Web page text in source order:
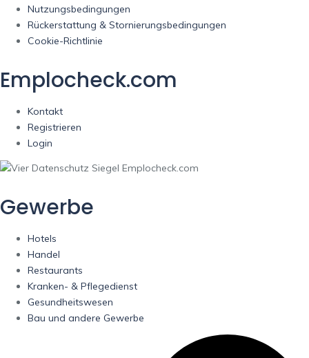
Nutzungsbedingungen
Rückerstattung & Stornierungsbedingungen
Cookie-Richtlinie
Emplocheck.com
Kontakt
Registrieren
Login
Gewerbe
Hotels
Handel
Restaurants
Kranken- & Pflegedienst
Gesundheitswesen
Bau und andere Gewerbe